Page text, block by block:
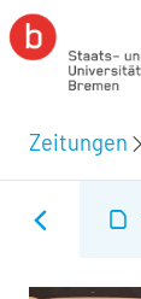
Zeitungen